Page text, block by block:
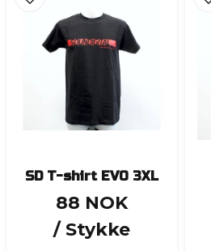
SD T-shirt EVO 3XL
88 NOK
/ Stykke